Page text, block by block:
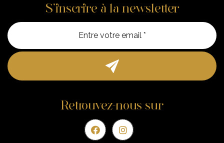
S’inscrire à la newsletter
Entre
Retrouvez-nous sur